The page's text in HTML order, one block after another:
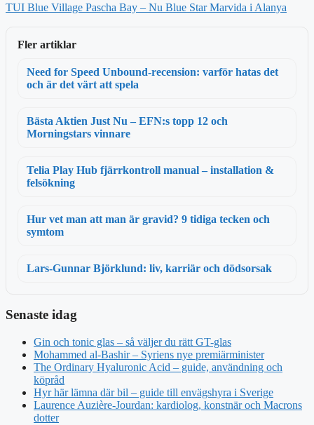
TUI Blue Village Pascha Bay – Nu Blue Star Marvida i Alanya
Fler artiklar
Need for Speed Unbound-recension: varför hatas det
och är det värt att spela
Bästa Aktien Just Nu – EFN:s topp 12 och
Morningstars vinnare
Telia Play Hub fjärrkontroll manual – installation &
felsökning
Hur vet man att man är gravid? 9 tidiga tecken och
symtom
Lars-Gunnar Björklund: liv, karriär och dödsorsak
Senaste idag
Gin och tonic glas – så väljer du rätt GT-glas
Mohammed al-Bashir – Syriens nye premiärminister
The Ordinary Hyaluronic Acid – guide, användning och
köpråd
Hyr här lämna där bil – guide till envägshyra i Sverige
Laurence Auzière-Jourdan: kardiolog, konstnär och Macrons
dotter